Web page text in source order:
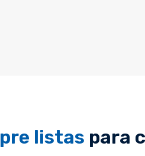
listas para